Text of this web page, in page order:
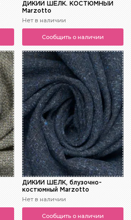
ДИКИЙ ШЁЛК. КОСТЮМНЫЙ
Marzotto
Нет в наличии
Сообщить о наличии
ДИКИЙ ШЁЛК, блузочно-
костюмный Marzotto
Нет в наличии
Сообщить о наличии